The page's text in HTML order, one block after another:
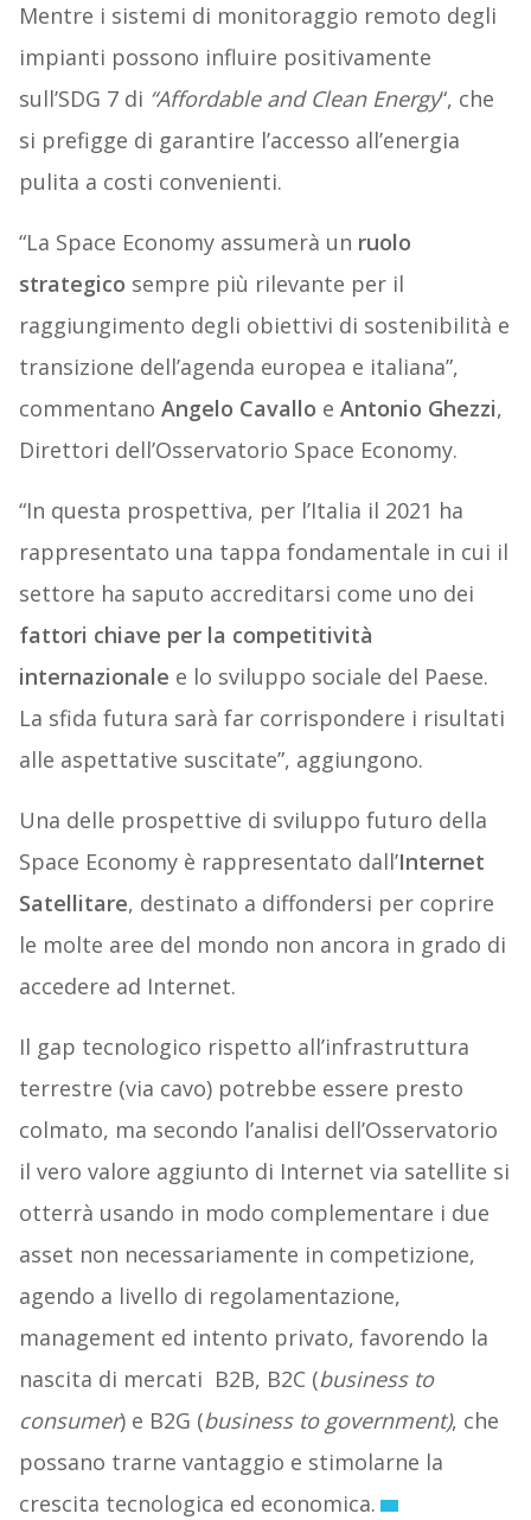
Mentre i sistemi di monitoraggio remoto degli
impianti possono influire positivamente
sull’SDG 7 di “Affordable and Clean Energy“, che
si prefigge di garantire l’accesso all’energia
pulita a costi convenienti.
“La Space Economy assumerà un ruolo
strategico sempre più rilevante per il
raggiungimento degli obiettivi di sostenibilità e
transizione dell’agenda europea e italiana”,
commentano Angelo Cavallo e Antonio Ghezzi,
Direttori dell’Osservatorio Space Economy.
“In questa prospettiva, per l’Italia il 2021 ha
rappresentato una tappa fondamentale in cui il
settore ha saputo accreditarsi come uno dei
fattori chiave per la competitività
internazionale e lo sviluppo sociale del Paese.
La sfida futura sarà far corrispondere i risultati
alle aspettative suscitate”, aggiungono.
Una delle prospettive di sviluppo futuro della
Space Economy è rappresentato dall’Internet
Satellitare, destinato a diffondersi per coprire
le molte aree del mondo non ancora in grado di
accedere ad Internet.
Il gap tecnologico rispetto all’infrastruttura
terrestre (via cavo) potrebbe essere presto
colmato, ma secondo l’analisi dell’Osservatorio
il vero valore aggiunto di Internet via satellite si
otterrà usando in modo complementare i due
asset non necessariamente in competizione,
agendo a livello di regolamentazione,
management ed intento privato, favorendo la
nascita di mercati B2B, B2C (business to
consumer) e B2G (business to government), che
possano trarne vantaggio e stimolarne la
crescita tecnologica ed economica.